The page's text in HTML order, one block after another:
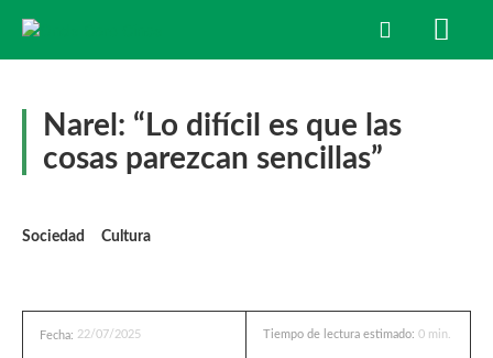
Narel: “Lo difícil es que las
cosas parezcan sencillas”
Sociedad Cultura
Fecha: 22/07/2025 Tiempo de lectura estimado: 0 min.